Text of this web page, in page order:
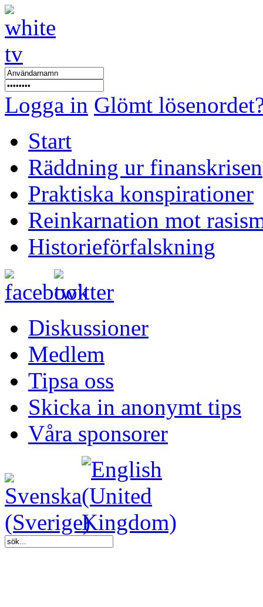
Logga in Glömt
Start
Räddning ur finanskrisen
Praktiska konspirationer
Reinkarnation mot
Historieförfalskning
Diskussioner
Medlem
Tipsa oss
Skicka in anonymt tips
Våra sponsorer